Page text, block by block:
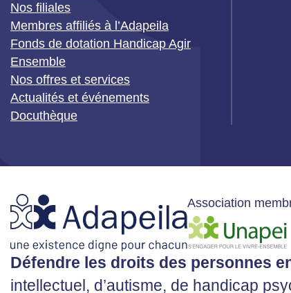
Nos filiales
Membres affiliés à l’Adapeila
Fonds de dotation Handicap Agir
Ensemble
Nos offres et services
Actualités et événements
Docuthèque
Association
Défendre les droits des personnes
intellectuel, d’autisme, de handicap